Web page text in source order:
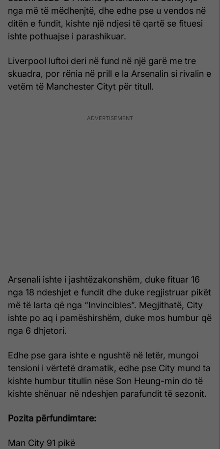
nga më të mëdhenjtë, dhe edhe pse u vendos në
ditën e fundit, kishte një ndjesi të qartë se fituesi
ishte pothuajse i parashikuar.
Liverpool luftoi deri në fund në një garë me tre
skuadra, por rënia në prill e la Arsenalin si rivalin e
vetëm të Manchester Cityt për titull.
Arsenali ishte i jashtëzakonshëm, duke fituar 16
nga 18 ndeshjet e fundit dhe duke regjistruar pikët
më të larta që nga “Invincibles”. Megjithatë, City
ishte po aq i pamëshirshëm, duke mos humbur që
nga 6 dhjetori.
Edhe pse gara ishte e ngushtë në letër, mungoi
tensioni i vërtetë dramatik, edhe pse City mund ta
kishte humbur titullin nëse Son Heung-min do të
kishte shënuar në ndeshjen parafundit të sezonit.
Pozita përfundimtare:
Man City 91 pikë